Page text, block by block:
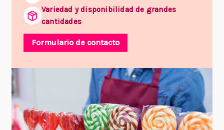
Variedad y disponibilidad de grandes
cantidades
Formulario de contacto